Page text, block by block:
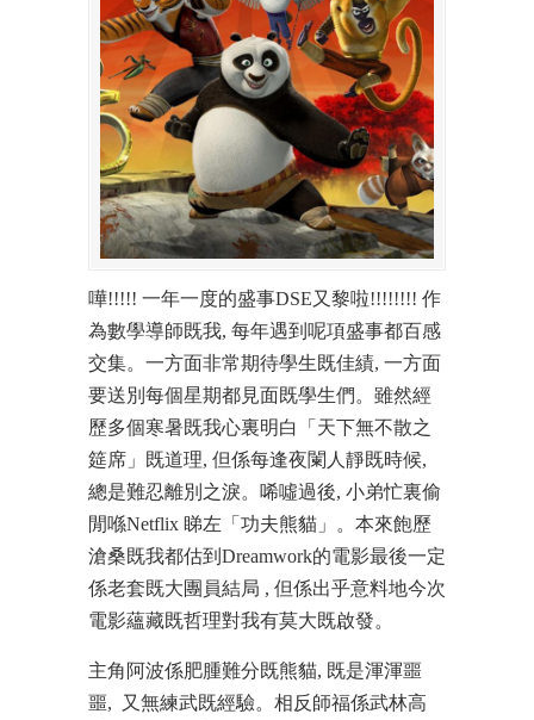
嘩!!!!! 一年一度的盛事DSE又黎啦!!!!!!!! 作
為數學導師既我, 每年遇到呢項盛事都百感
交集。一方面非常期待學生既佳績, 一方面
要送別每個星期都見面既學生們。雖然經
歷多個寒暑既我心裏明白「天下無不散之
筵席」既道理, 但係每逢夜闌人靜既時候,
總是難忍離別之淚。唏噓過後, 小弟忙裏偷
閒喺Netflix 睇左「功夫熊貓」。本來飽歷
滄桑既我都估到Dreamwork的電影最後一定
係老套既大團員結局 , 但係出乎意料地今次
電影蘊藏既哲理對我有莫大既啟發。
主角阿波係肥腫難分既熊貓, 既是渾渾噩
噩, 又無練武既經驗。相反師福係武林高